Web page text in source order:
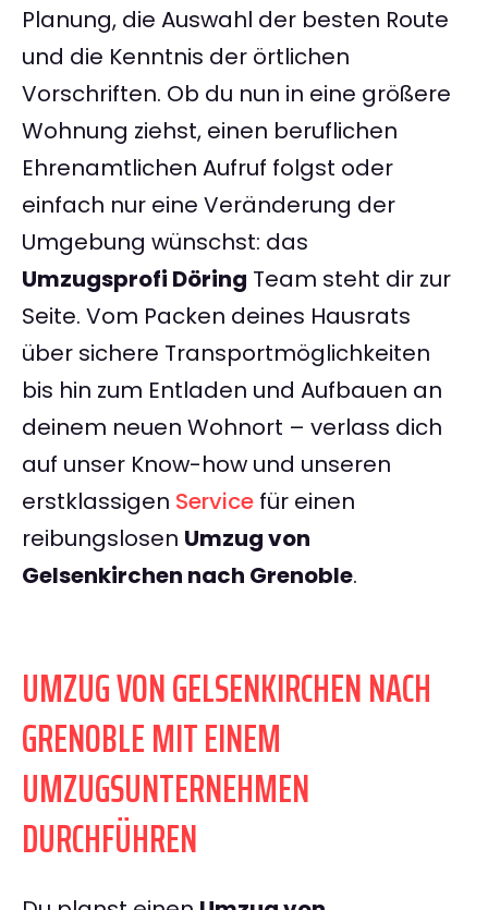
Planung, die Auswahl der besten Route
und die Kenntnis der örtlichen
Vorschriften. Ob du nun in eine größere
Wohnung ziehst, einen beruflichen
Ehrenamtlichen Aufruf folgst oder
einfach nur eine Veränderung der
Umgebung wünschst: das
Umzugsprofi Döring Team steht dir zur
Seite. Vom Packen deines Hausrats
über sichere Transportmöglichkeiten
bis hin zum Entladen und Aufbauen an
deinem neuen Wohnort – verlass dich
auf unser Know-how und unseren
erstklassigen Service für einen
reibungslosen Umzug von
Gelsenkirchen nach Grenoble.
UMZUG VON GELSENKIRCHEN NACH
GRENOBLE MIT EINEM
UMZUGSUNTERNEHMEN
DURCHFÜHREN